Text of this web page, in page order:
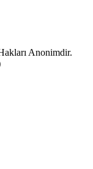
Anonimdir.